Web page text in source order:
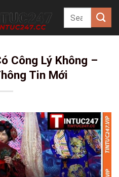
Công Lý Không –
Tin Mới